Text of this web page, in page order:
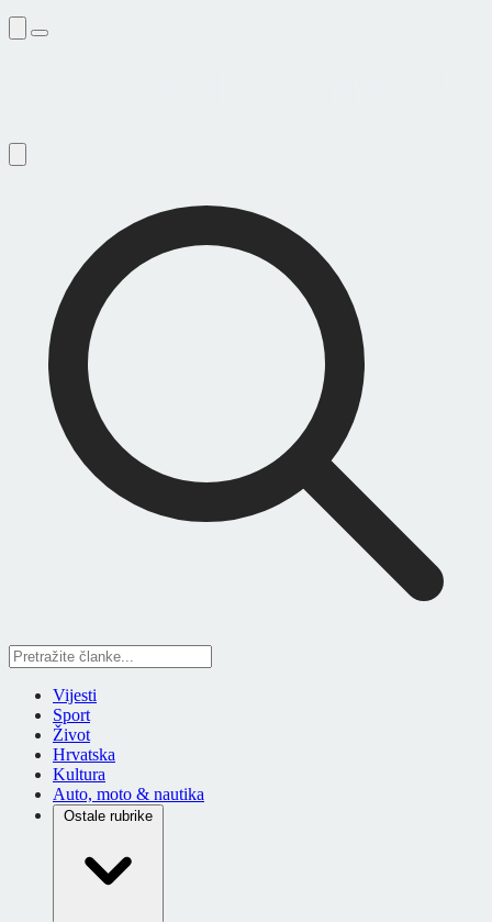
Vijesti
Sport
Život
Hrvatska
Kultura
Auto, moto & nautika
Ostale rubrike